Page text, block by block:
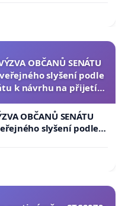
OBČANŮ SENÁTU
veřejného slyšení podle
k návrhu na přijetí
OBČANŮ SENÁTU
slyšení podle §
návrhu na přijetí
na prezidenta